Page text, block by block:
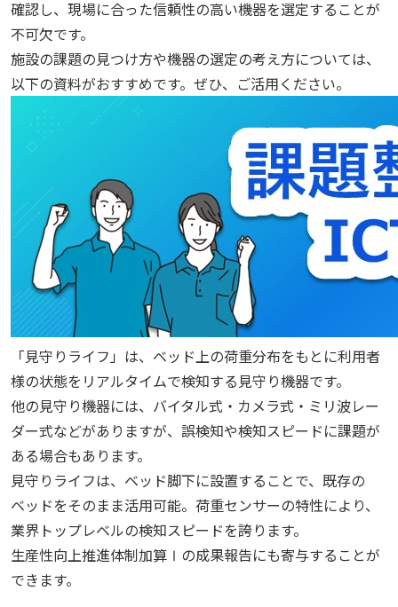
確認し、現場に合った信頼性の高い機器を選定することが
不可欠です。
施設の課題の見つけ方や機器の選定の考え方については、
以下の資料がおすすめです。ぜひ、ご活用ください。
「見守りライフ」は、ベッド上の荷重分布をもとに利用者
様の状態をリアルタイムで検知する見守り機器です。
他の見守り機器には、バイタル式・カメラ式・ミリ波レー
ダー式などがありますが、誤検知や検知スピードに課題が
ある場合もあります。
見守りライフは、ベッド脚下に設置することで、既存の
ベッドをそのまま活用可能。荷重センサーの特性により、
業界トップレベルの検知スピードを誇ります。
生産性向上推進体制加算Ⅰの成果報告にも寄与することが
できます。